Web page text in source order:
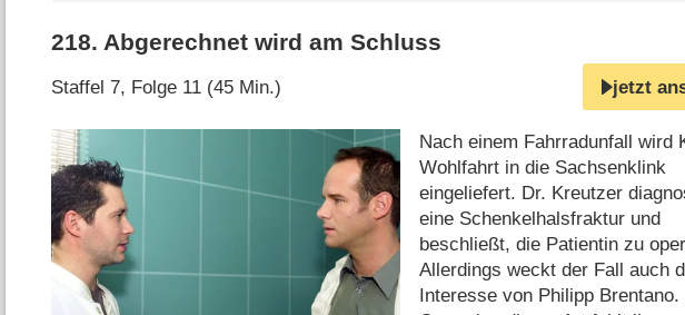
218. Abgerechnet wird am Schluss
Staffel 7, Folge 11 (45 Min.) jetzt
Nach einem Fahrradunfall wird
Wohlfahrt in die Sachsenklink
eingeliefert. Dr. Kreutzer
eine Schenkelhalsfraktur und
beschließt, die Patientin zu
Allerdings weckt der Fall auch
Interesse von Philipp Brentano.